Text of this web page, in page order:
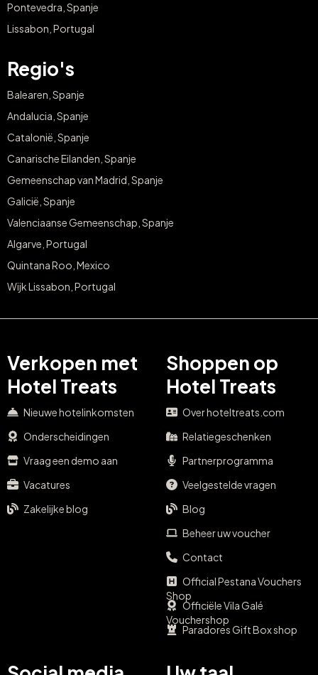
Pontevedra, Spanje
Lissabon, Portugal
Regio's
Balearen, Spanje
Andalucia, Spanje
Catalonië, Spanje
Canarische Eilanden, Spanje
Gemeenschap van Madrid, Spanje
Galicië, Spanje
Valenciaanse Gemeenschap, Spanje
Algarve, Portugal
Quintana Roo, Mexico
Wijk Lissabon, Portugal
Verkopen met
Hotel Treats
Nieuwe hotelinkomsten
Onderscheidingen
Vraag een demo aan
Vacatures
Zakelijke blog
Shoppen op
Hotel Treats
Over hoteltreats.com
Relatiegeschenken
Partnerprogramma
Veelgestelde vragen
Blog
Beheer uw voucher
Contact
Official Pestana Vouchers
Shop
Officiële Vila Galé
Vouchershop
Paradores Gift Box shop